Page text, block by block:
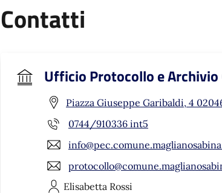
Contatti
Ufficio Protocollo e
Piazza Giuseppe Garibaldi, 4
0744/910336 int5
Elisabetta Rossi